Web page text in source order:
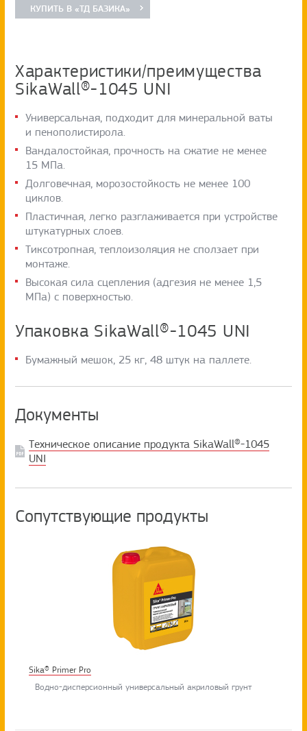
КУПИТЬ В «ТД БАЗИКА»
Характеристики/преимущества
SikaWall®-1045 UNI
Универсальная, подходит для минеральной ваты
и пенополистирола.
Вандалостойкая, прочность на сжатие не менее
15 МПа.
Долговечная, морозостойкость не менее 100
циклов.
Пластичная, легко разглаживается при устройстве
штукатурных слоев.
Тиксотропная, теплоизоляция не сползает при
монтаже.
Высокая сила сцепления (адгезия не менее 1,5
МПа) с поверхностью.
Упаковка SikaWall®-1045 UNI
Бумажный мешок, 25 кг, 48 штук на паллете.
Документы
Техническое описание продукта SikaWall®-1045
UNI
Сопутствующие продукты
Sika® Primer Pro
Водно-дисперсионный универсальный акриловый грунт